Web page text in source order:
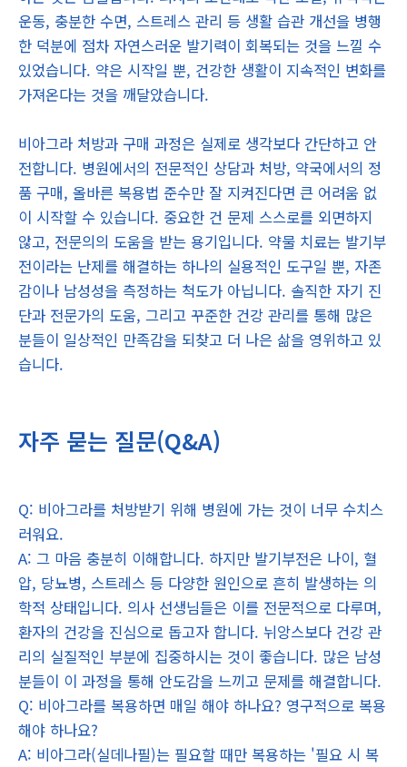
운동, 충분한 수면, 스트레스 관리 등 생활 습관 개선을 병행
한 덕분에 점차 자연스러운 발기력이 회복되는 것을 느낄 수
있었습니다. 약은 시작일 뿐, 건강한 생활이 지속적인 변화를
가져온다는 것을 깨달았습니다.
비아그라 처방과 구매 과정은 실제로 생각보다 간단하고 안
전합니다. 병원에서의 전문적인 상담과 처방, 약국에서의 정
품 구매, 올바른 복용법 준수만 잘 지켜진다면 큰 어려움 없
이 시작할 수 있습니다. 중요한 건 문제 스스로를 외면하지
않고, 전문의의 도움을 받는 용기입니다. 약물 치료는 발기부
전이라는 난제를 해결하는 하나의 실용적인 도구일 뿐, 자존
감이나 남성성을 측정하는 척도가 아닙니다. 솔직한 자기 진
단과 전문가의 도움, 그리고 꾸준한 건강 관리를 통해 많은
분들이 일상적인 만족감을 되찾고 더 나은 삶을 영위하고 있
습니다.
자주 묻는 질문(Q&A)
Q: 비아그라를 처방받기 위해 병원에 가는 것이 너무 수치스
러워요.
A: 그 마음 충분히 이해합니다. 하지만 발기부전은 나이, 혈
압, 당뇨병, 스트레스 등 다양한 원인으로 흔히 발생하는 의
학적 상태입니다. 의사 선생님들은 이를 전문적으로 다루며,
환자의 건강을 진심으로 돕고자 합니다. 뉘앙스보다 건강 관
리의 실질적인 부분에 집중하시는 것이 좋습니다. 많은 남성
분들이 이 과정을 통해 안도감을 느끼고 문제를 해결합니다.
Q: 비아그라를 복용하면 매일 해야 하나요? 영구적으로 복용
해야 하나요?
A: 비아그라(실데나필)는 필요할 때만 복용하는 '필요 시 복